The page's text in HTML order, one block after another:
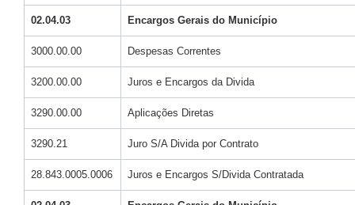
02.04.03 Encargos Gerais do Município
3000.00.00 Despesas Correntes
3200.00.00 Juros e Encargos da Divida
3290.00.00 Aplicações Diretas
3290.21 Juro S/A Divida por Contrato
28.843.0005.0006 Juros e Encargos S/Divida Contratada